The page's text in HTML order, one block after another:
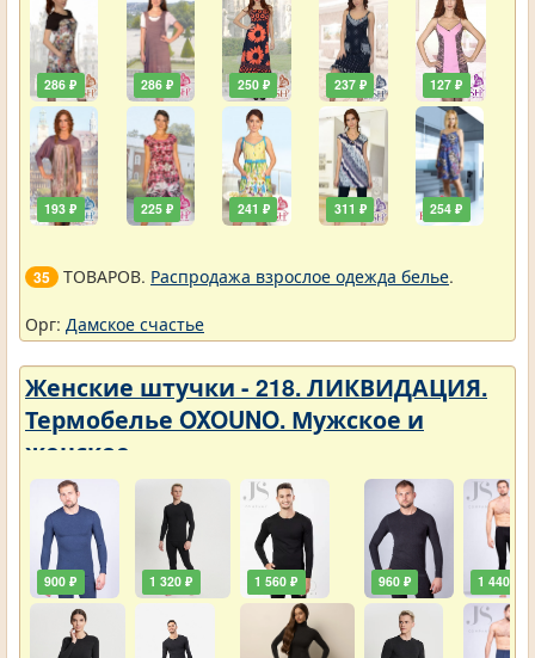
286 ₽
193 ₽
286 ₽
225 ₽
250 ₽
241 ₽
237 ₽
311 ₽
127 ₽
254 ₽
35 ТОВАРОВ. Распродажа взрослое одежда белье.
Орг: Дамское счастье
Женские штучки - 218. ЛИКВИДАЦИЯ.
Термобелье OXOUNO. Мужское и
женское
900 ₽ 1 320 ₽ 1 560 ₽ 960 ₽ 1 440 ₽